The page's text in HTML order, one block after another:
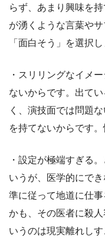
らず、あまり興味を
が湧くような言葉や
「面白そう」を選択し
・スリリングなイメ
ないからです。出て
く、演技面では問題
を持てないからです
・設定が極端すぎる
いうが、医学的にで
準に従って地道に仕
かも、その医者に殺
いうのは現実離れしす